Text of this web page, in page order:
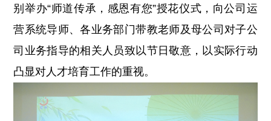
别举办“师道传承，感恩有您”授花仪式，向公司运
营系统导师、各业务部门带教老师及母公司对子公
司业务指导的相关人员致以节日敬意，以实际行动
凸显对人才培育工作的重视。